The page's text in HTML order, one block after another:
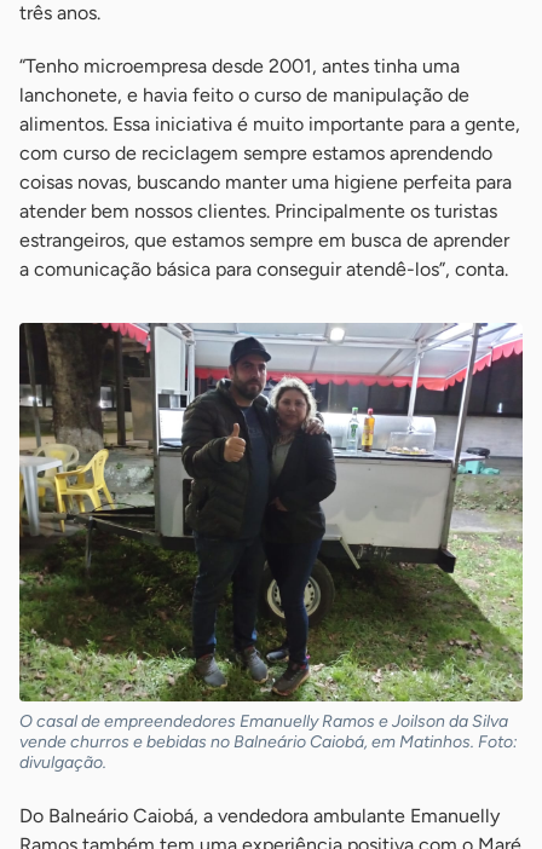
três anos.
“Tenho microempresa desde 2001, antes tinha uma
lanchonete, e havia feito o curso de manipulação de
alimentos. Essa iniciativa é muito importante para a gente,
com curso de reciclagem sempre estamos aprendendo
coisas novas, buscando manter uma higiene perfeita para
atender bem nossos clientes. Principalmente os turistas
estrangeiros, que estamos sempre em busca de aprender
a comunicação básica para conseguir atendê-los”, conta.
O casal de empreendedores Emanuelly Ramos e Joilson da Silva
vende churros e bebidas no Balneário Caiobá, em Matinhos. Foto:
divulgação.
Do Balneário Caiobá, a vendedora ambulante Emanuelly